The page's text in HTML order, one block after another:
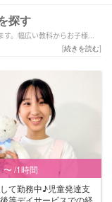
探す
。幅広い教科からお子様に
[続きを読む]
〜 /1時間
て勤務中♪児童発達支
等デイサービスでの経